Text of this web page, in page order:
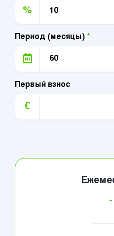
%
Период (месяцы) *
Первый взнос
€
-